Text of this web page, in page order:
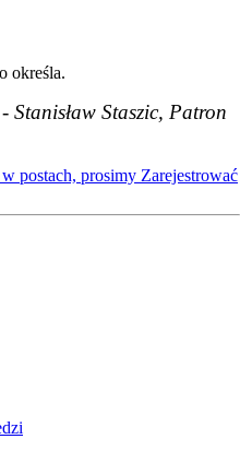
określa.
- Stanisław Staszic, Patron
postach, prosimy Zarejestrować